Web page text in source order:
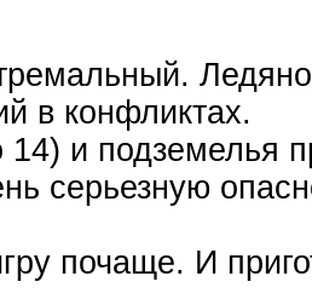
в конфликтах.
14) и подземелья
серьезную
почаще. И